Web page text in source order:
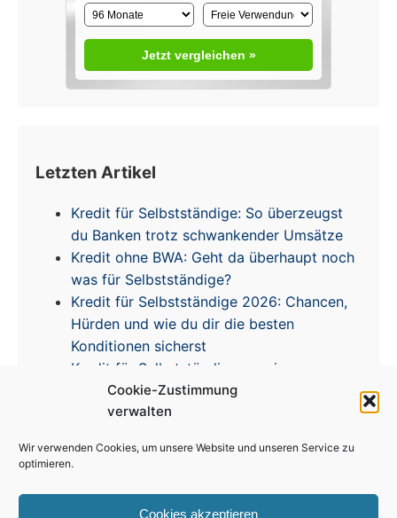
Cookie-Zustimmung
verwalten
Wir verwenden Cookies, um unsere Website und unseren Service zu
optimieren.
Cookies akzeptieren
Jetzt vergleichen »
Letzten Artikel
Kredit für Selbstständige: So überzeugst
du Banken trotz schwankender Umsätze
Kredit ohne BWA: Geht da überhaupt noch
was für Selbstständige?
Kredit für Selbstständige 2026: Chancen,
Hürden und wie du dir die besten
Konditionen sicherst
Kredit für Selbstständige – meine
Erfahrungen & Tipps zur Zinsentwicklung